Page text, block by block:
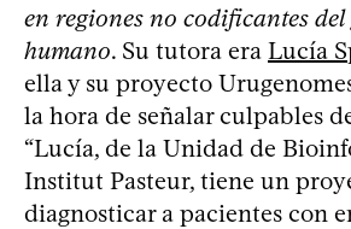
en regiones no codificantes del
humano. Su tutora era Lucía
ella y su proyecto
la hora de señalar culpables
“Lucía, de la Unidad de
Institut Pasteur, tiene un
diagnosticar a pacientes con